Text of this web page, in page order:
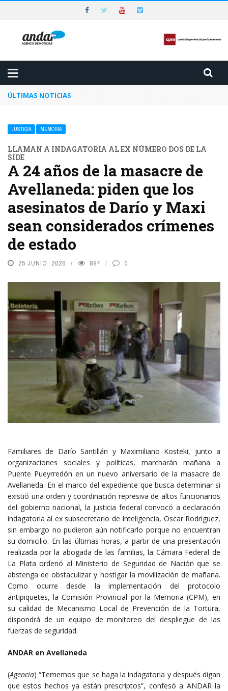
ÚLTIMAS NOTICIAS
JUSTICIA MEMORIA
LLAMAN A INDAGATORIA AL EX NÚMERO DOS DE LA
SIDE
A 24 años de la masacre de
Avellaneda: piden que los
asesinatos de Darío y Maxi
sean considerados crímenes
de estado
25 JUNIO, 2026 897 0
Familiares de Darío Santillán y Maximiliano Kosteki, junto a
organizaciones sociales y políticas, marcharán mañana a
Puente Pueyrredón en un nuevo aniversario de la masacre de
Avellaneda. En el marco del expediente que busca determinar si
existió una orden y coordinación represiva de altos funcionarios
del gobierno nacional, la justicia federal convocó a declaración
indagatoria al ex subsecretario de Inteligencia, Oscar Rodríguez,
sin embargo no pudieron aún notificarlo porque no encuentran
su domicilio. En las últimas horas, a partir de una presentación
realizada por la abogada de las familias, la Cámara Federal de
La Plata ordenó al Ministerio de Seguridad de Nación que se
abstenga de obstaculizar y hostigar la movilización de mañana.
Como ocurre desde la implementación del protocolo
antipiquetes, la Comisión Provincial por la Memoria (CPM), en
su calidad de Mecanismo Local de Prevención de la Tortura,
dispondrá de un equipo de monitoreo del despliegue de las
fuerzas de seguridad.
ANDAR en Avellaneda
(Agencia) “Tememos que se haga la indagatoria y después digan
que estos hechos ya están prescriptos”, confesó a ANDAR la